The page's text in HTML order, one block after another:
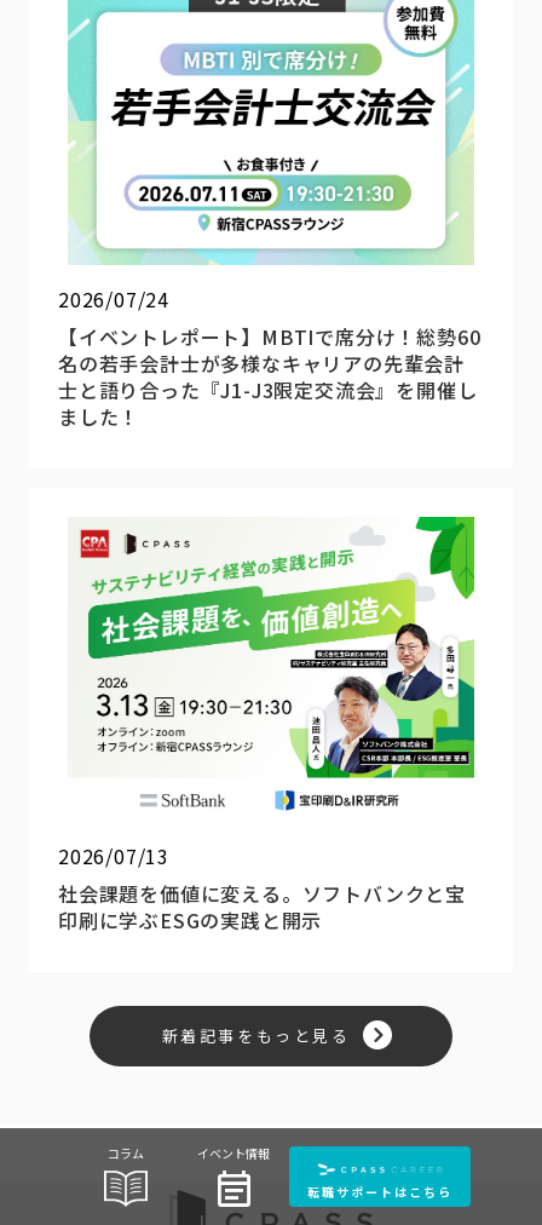
コラム イベント情報
event_note 転職サポートはこちら
2026/07/24
【イベントレポート】MBTIで席分け！総勢60
名の若手会計士が多様なキャリアの先輩会計
士と語り合った『J1-J3限定交流会』を開催し
ました！
2026/07/13
社会課題を価値に変える。ソフトバンクと宝
印刷に学ぶESGの実践と開示
新着記事をもっと見る